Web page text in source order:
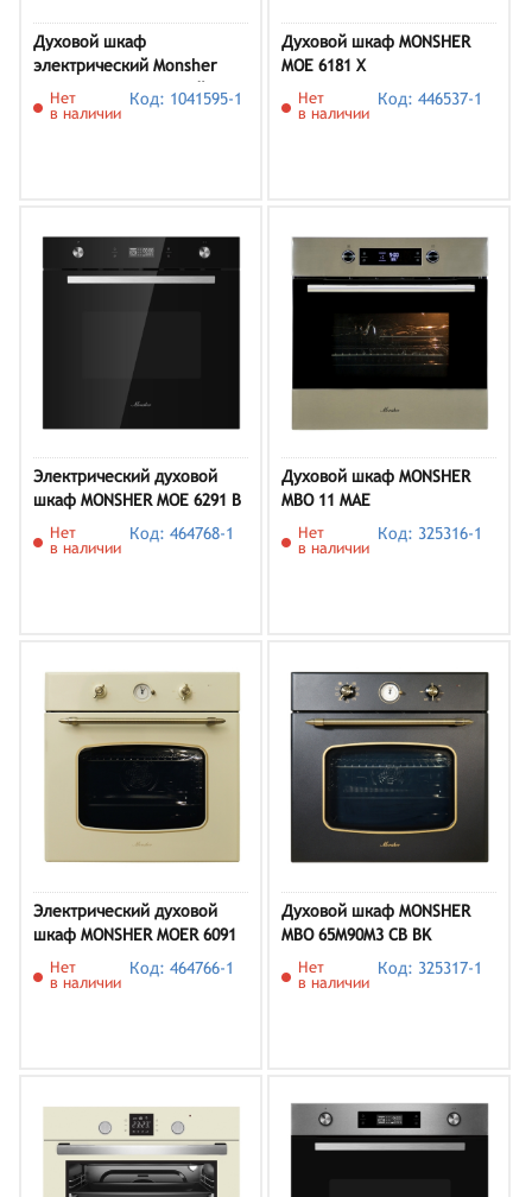
Духовой шкаф
электрический Monsher
MOE 6092 Noir, черный
Нет
в наличии
Код: 1041595-1
Духовой шкаф MONSHER
MOE 6181 X
Нет
в наличии
Код: 446537-1
Электрический духовой
шкаф MONSHER MOE 6291 B
Нет
в наличии
Код: 464768-1
Духовой шкаф MONSHER
MBO 11 MAE
Нет
в наличии
Код: 325316-1
Электрический духовой
шкаф MONSHER MOER 6091
Нет
в наличии
Код: 464766-1
Духовой шкаф MONSHER
MBO 65M90M3 CB BK
Нет
в наличии
Код: 325317-1